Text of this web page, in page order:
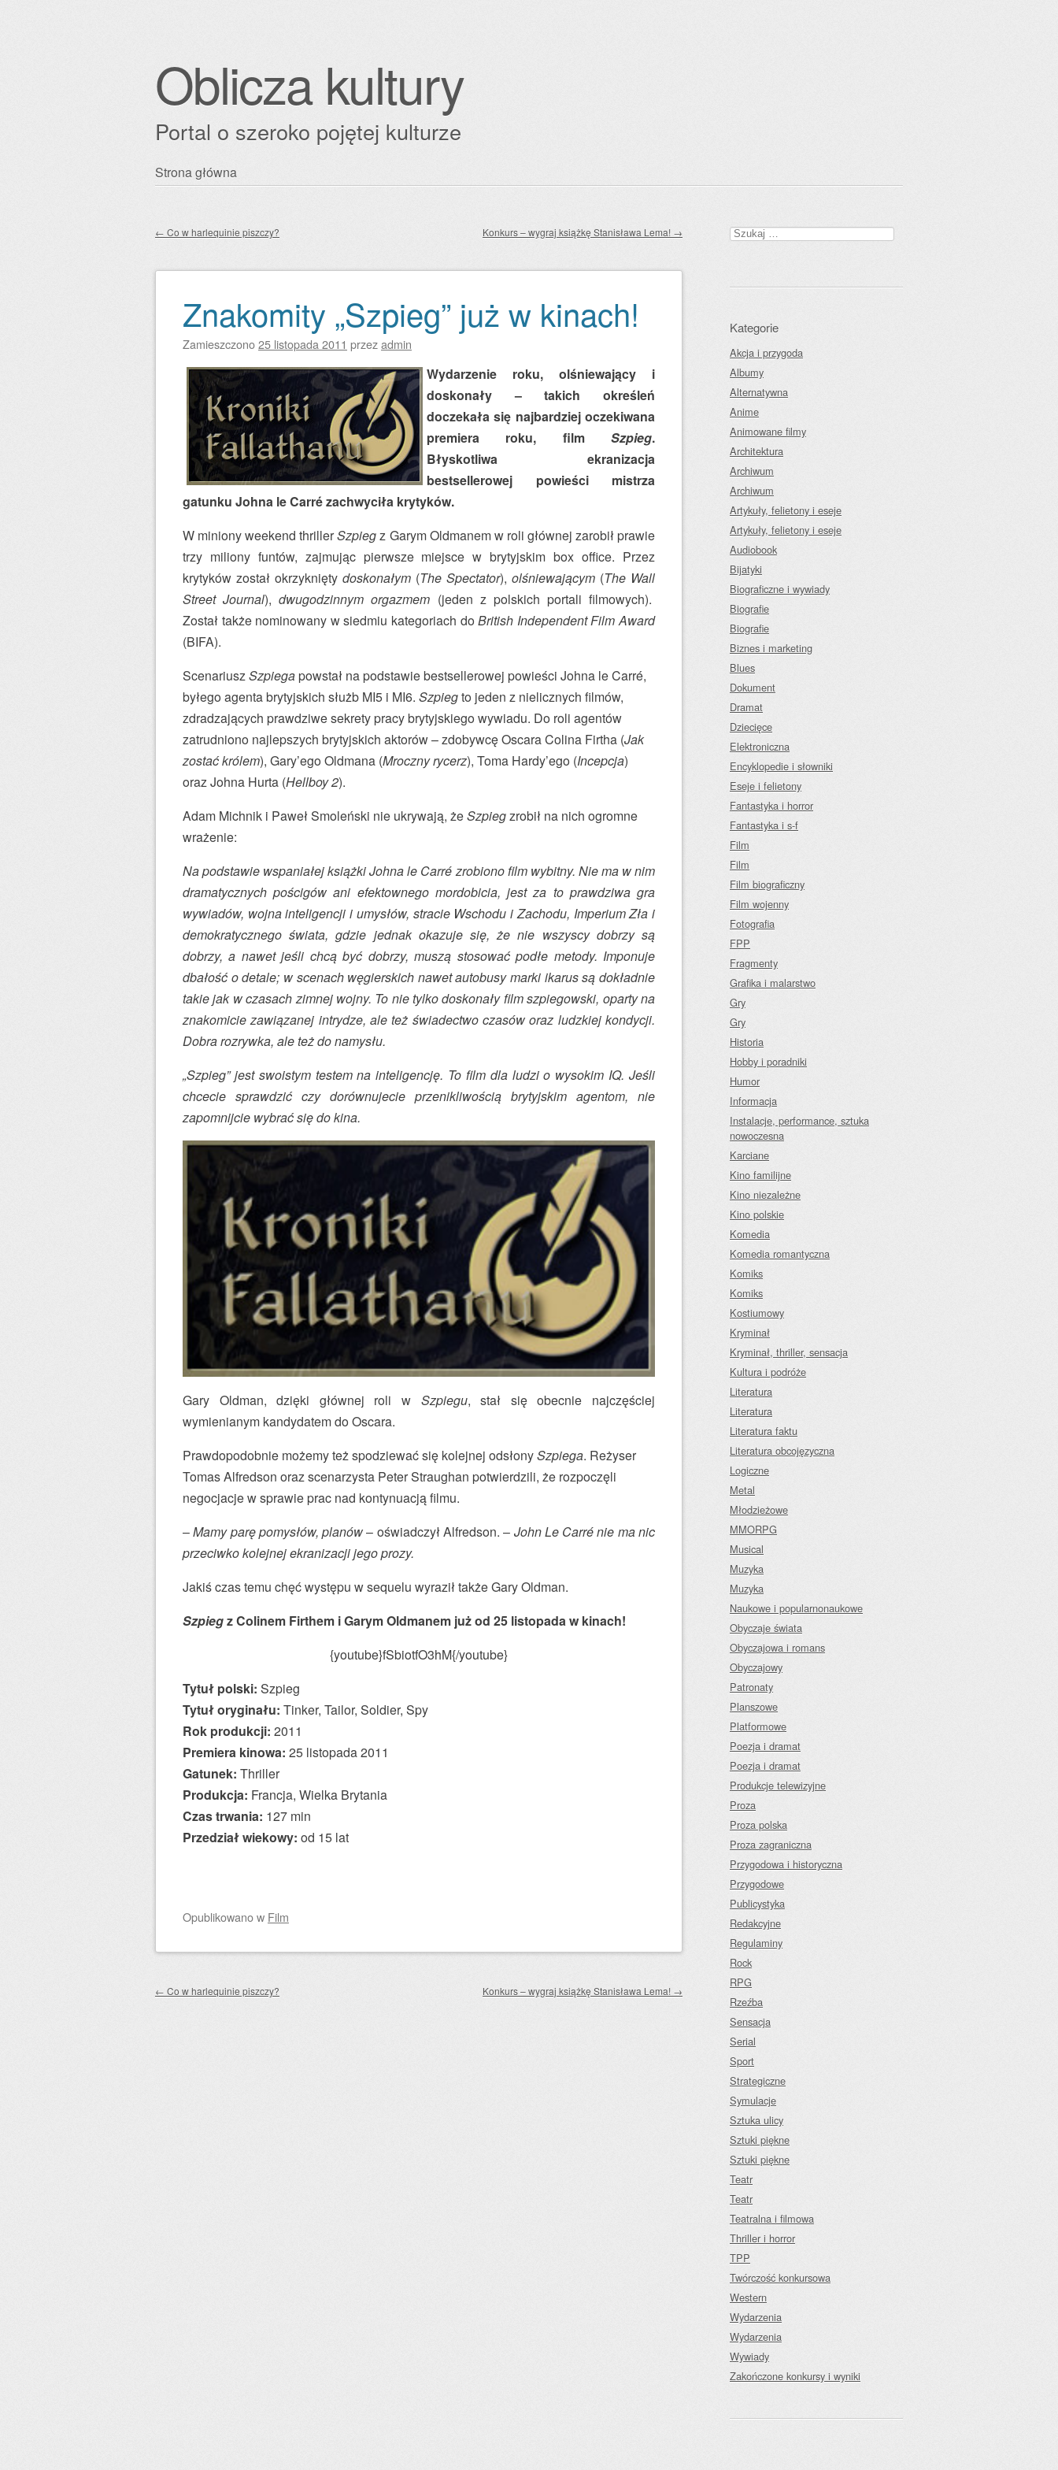
Oblicza kultury
Portal o szeroko pojętej kulturze
Przejdź
Strona główna
Zobacz wpisy
← Co w harlequinie piszczy? Konkurs – wygraj książkę Stanisława Lema! →
Znakomity „Szpieg” już w kinach!
Zamieszczono25 listopada 2011 przezadmin
Wydarzenie roku, olśniewający i
doskonały – takich określeń
doczekała się najbardziej oczekiwana
premiera roku, film Szpieg.
Błyskotliwa ekranizacja
bestsellerowej powieści mistrza
gatunku Johna le Carré zachwyciła krytyków.
W miniony weekend thrillerSzpiegz Garym Oldmanem w roli głównej zarobił prawie
trzy miliony funtów, zajmując pierwsze miejsce w brytyjskim box office. Przez
krytyków został okrzyknięty doskonałym (The Spectator), olśniewającym (The Wall
Street Journal),dwugodzinnym orgazmem (jeden z polskich portali filmowych).
Został także nominowany w siedmiu kategoriach doBritish Independent Film Award
(BIFA).
ScenariuszSzpiegapowstał na podstawie bestsellerowej powieści Johna le Carré,
byłego agenta brytyjskich służb MI5 i MI6. Szpiegto jeden z nielicznych filmów,
zdradzających prawdziwe sekrety pracy brytyjskiego wywiadu. Do roli agentów
zatrudniono najlepszych brytyjskich aktorów – zdobywcę Oscara Colina Firtha (Jak
zostać królem), Gary’ego Oldmana (Mroczny rycerz), Toma Hardy’ego (Incepcja)
oraz Johna Hurta (Hellboy 2).
Adam Michnik i Paweł Smoleński nie ukrywają, żeSzpiegzrobił na nich ogromne
wrażenie:
Na podstawie wspaniałej książki Johna le Carré zrobiono film wybitny. Nie ma w nim
dramatycznych pościgów ani efektownego mordobicia, jest za to prawdziwa gra
wywiadów, wojna inteligencji i umysłów, stracie Wschodu i Zachodu, Imperium Zła i
demokratycznego świata, gdzie jednak okazuje się, że nie wszyscy dobrzy są
dobrzy, a nawet jeśli chcą być dobrzy, muszą stosować podłe metody. Imponuje
dbałość o detale; w scenach węgierskich nawet autobusy marki ikarus są dokładnie
takie jak w czasach zimnej wojny. To nie tylko doskonały film szpiegowski, oparty na
znakomicie zawiązanej intrydze, ale też świadectwo czasów oraz ludzkiej kondycji.
Dobra rozrywka, ale też do namysłu.
„Szpieg” jest swoistym testem na inteligencję. To film dla ludzi o wysokim IQ. Jeśli
chcecie sprawdzić czy dorównujecie przenikliwością brytyjskim agentom, nie
zapomnijcie wybrać się do kina.
Gary Oldman, dzięki głównej roli w Szpiegu, stał się obecnie najczęściej
wymienianym kandydatem do Oscara.
Prawdopodobnie możemy też spodziewać się kolejnej odsłonySzpiega. Reżyser
Tomas Alfredson oraz scenarzysta Peter Straughan potwierdzili, że rozpoczęli
negocjacje w sprawie prac nad kontynuacją filmu.
–Mamy parę pomysłów, planów– oświadczył Alfredson. – John Le Carré nie ma nic
przeciwko kolejnej ekranizacji jego prozy.
Jakiś czas temu chęć występu w sequelu wyraził także Gary Oldman.
Szpiegz Colinem Firthem i Garym Oldmanem już od 25 listopada w kinach!
{youtube}fSbiotfO3hM{/youtube}
Tytuł polski: Szpieg
Tytuł oryginału: Tinker, Tailor, Soldier, Spy
Rok produkcji: 2011
Premiera kinowa: 25 listopada 2011
Gatunek: Thriller
Produkcja: Francja, Wielka Brytania
Czas trwania: 127 min
Przedział wiekowy: od 15 lat
Opublikowanow Film
Zobacz wpisy
← Co w harlequinie piszczy? Konkurs – wygraj książkę Stanisława Lema! →
Szukaj:
Kategorie
Akcja i przygoda
Albumy
Alternatywna
Anime
Animowane filmy
Architektura
Archiwum
Archiwum
Artykuły, felietony i eseje
Artykuły, felietony i eseje
Audiobook
Bijatyki
Biograficzne i wywiady
Biografie
Biografie
Biznes i marketing
Blues
Dokument
Dramat
Dziecięce
Elektroniczna
Encyklopedie i słowniki
Eseje i felietony
Fantastyka i horror
Fantastyka i s-f
Film
Film
Film biograficzny
Film wojenny
Fotografia
FPP
Fragmenty
Grafika i malarstwo
Gry
Gry
Historia
Hobby i poradniki
Humor
Informacja
Instalacje, performance, sztuka
nowoczesna
Karciane
Kino familijne
Kino niezależne
Kino polskie
Komedia
Komedia romantyczna
Komiks
Komiks
Kostiumowy
Kryminał
Kryminał, thriller, sensacja
Kultura i podróże
Literatura
Literatura
Literatura faktu
Literatura obcojęzyczna
Logiczne
Metal
Młodzieżowe
MMORPG
Musical
Muzyka
Muzyka
Naukowe i popularnonaukowe
Obyczaje świata
Obyczajowa i romans
Obyczajowy
Patronaty
Planszowe
Platformowe
Poezja i dramat
Poezja i dramat
Produkcje telewizyjne
Proza
Proza polska
Proza zagraniczna
Przygodowa i historyczna
Przygodowe
Publicystyka
Redakcyjne
Regulaminy
Rock
RPG
Rzeźba
Sensacja
Serial
Sport
Strategiczne
Symulacje
Sztuka ulicy
Sztuki piękne
Sztuki piękne
Teatr
Teatr
Teatralna i filmowa
Thriller i horror
TPP
Twórczość konkursowa
Western
Wydarzenia
Wydarzenia
Wywiady
Zakończone konkursy i wyniki